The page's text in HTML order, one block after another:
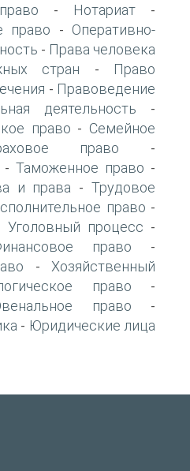
- Нотариат -
право - Оперативно-
- Права человека
стран -
Право
- Правоведение
деятельность -
право - Семейное
право -
- Таможенное право -
и права -Трудовое
право -
Уголовный процесс -
право -
- Хозяйственный
право -
право -
- Юридические лица